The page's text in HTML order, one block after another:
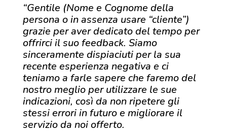
“Gentile (Nome e Cognome della
persona o in assenza usare “cliente”)
grazie per aver dedicato del tempo per
offrirci il suo feedback. Siamo
sinceramente dispiaciuti per la sua
recente esperienza negativa e ci
teniamo a farle sapere che faremo del
nostro meglio per utilizzare le sue
indicazioni, così da non ripetere gli
stessi errori in futuro e migliorare il
servizio da noi offerto.